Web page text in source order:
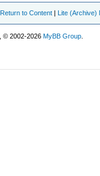
Return to Content | Lite (Archive)
, © 2002-2026MyBB Group